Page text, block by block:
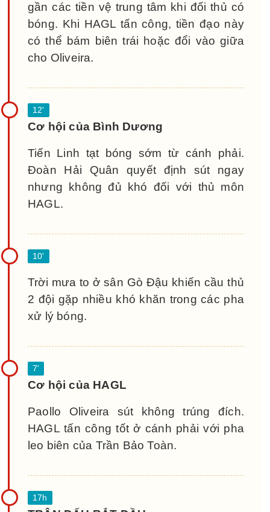
gần các tiền vệ trung tâm khi đối thủ có
bóng. Khi HAGL tấn công, tiền đạo này
có thể bám biên trái hoặc đổi vào giữa
cho Oliveira.
Cơ hội của Bình Dương
Tiến Linh tạt bóng sớm từ cánh phải.
Đoàn Hải Quân quyết định sút ngay
nhưng không đủ khó đối với thủ môn
HAGL.
Trời mưa to ở sân Gò Đậu khiến cầu thủ
2 đội gặp nhiều khó khăn trong các pha
xử lý bóng.
Cơ hội của HAGL
Paollo Oliveira sút không trúng đích.
HAGL tấn công tốt ở cánh phải với pha
leo biên của Trần Bảo Toàn.